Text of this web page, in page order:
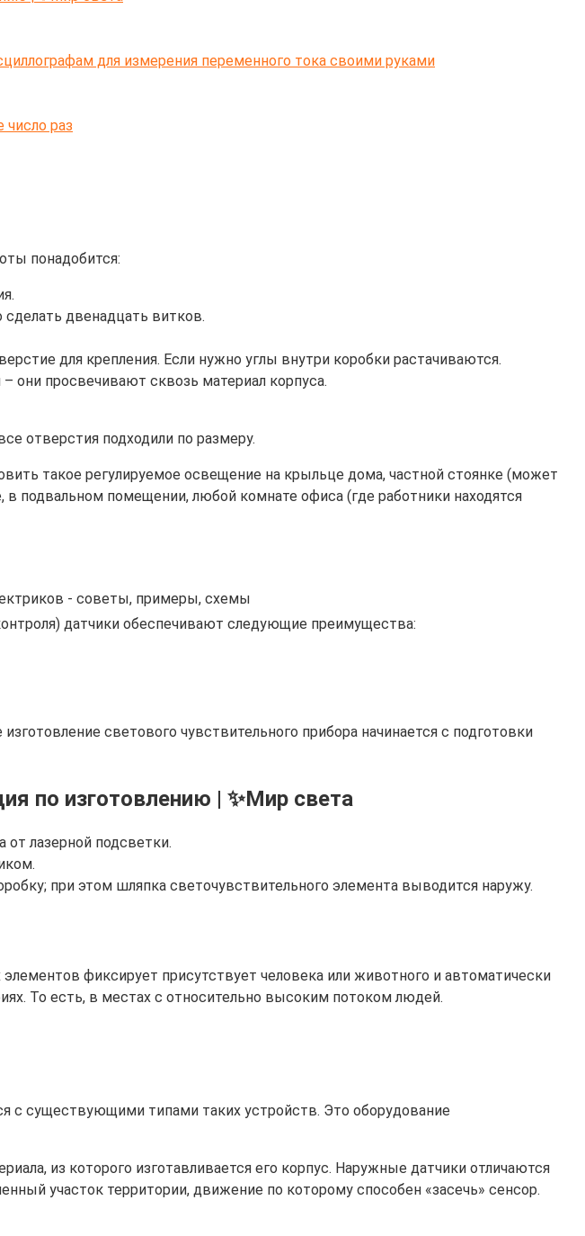
для измерения переменного тока своими руками
раз
понадобится:
двенадцать витков.
для крепления. Если нужно углы внутри коробки растачиваются.
они просвечивают сквозь материал корпуса.
отверстия подходили по размеру.
такое регулируемое освещение на крыльце дома, частной стоянке (может
подвальном помещении, любой комнате офиса (где работники находятся
- советы, примеры, схемы
датчики обеспечивают следующие преимущества:
светового чувствительного прибора начинается с подготовки
по изготовлению | ✨Мир света
от лазерной подсветки.
при этом шляпка светочувствительного элемента выводится наружу.
фиксирует присутствует человека или животного и автоматически
То есть, в местах с относительно высоким потоком людей.
с существующими типами таких устройств. Это оборудование
из которого изготавливается его корпус. Наружные датчики отличаются
участок территории, движение по которому способен «засечь» сенсор.